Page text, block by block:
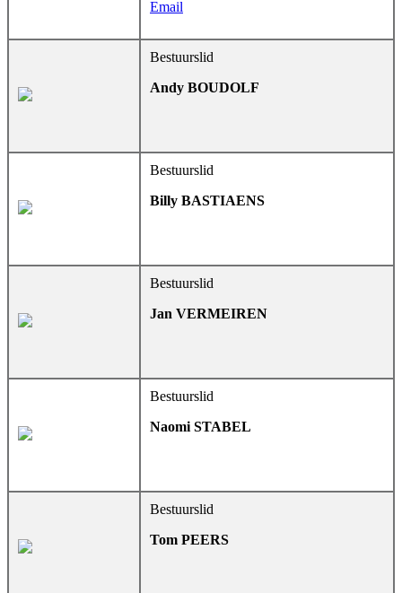
Email
Bestuurslid
Andy BOUDOLF
Bestuurslid
Billy BASTIAENS
Bestuurslid
Jan VERMEIREN
Bestuurslid
Naomi STABEL
Bestuurslid
Tom PEERS